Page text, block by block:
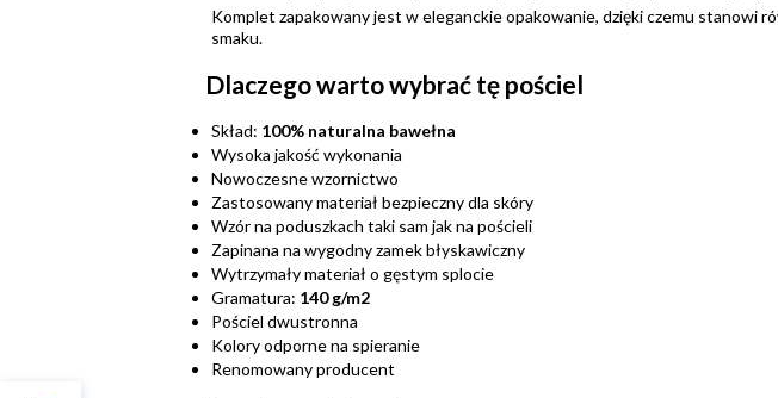
Komplet zapakowany jest w eleganckie opakowanie, dzięki czemu stanowi
smaku.
Dlaczego warto wybrać tę pościel
Skład: 100% naturalna bawełna
Wysoka jakość wykonania
Nowoczesne wzornictwo
Zastosowany materiał bezpieczny dla skóry
Wzór na poduszkach taki sam jak na pościeli
Zapinana na wygodny zamek błyskawiczny
Wytrzymały materiał o gęstym splocie
Gramatura: 140 g/m2
Pościel dwustronna
Kolory odporne na spieranie
Renomowany producent